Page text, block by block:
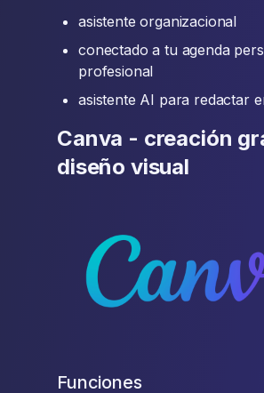
asistente organizacional
conectado a tu agenda
profesional
asistente AI para redactar
Canva - creación
diseño visual
Funciones